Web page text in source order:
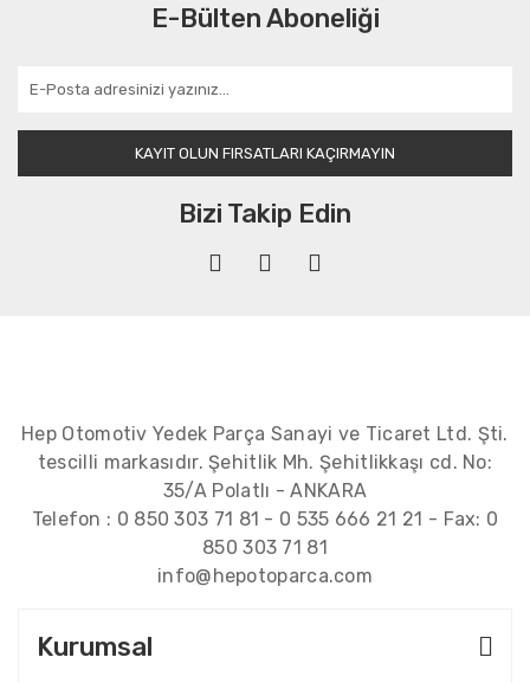
E-Bülten Aboneliği
KAYIT OLUN FIRSATLARI KAÇIRMAYIN
Bizi Takip Edin
Hep Otomotiv Yedek Parça Sanayi ve Ticaret Ltd. Şti.
tescilli markasıdır. Şehitlik Mh. Şehitlikkaşı cd. No:
35/A Polatlı - ANKARA
Telefon : 0 850 303 71 81 - 0 535 666 21 21 - Fax: 0
850 303 71 81
info@hepotoparca.com
Kurumsal